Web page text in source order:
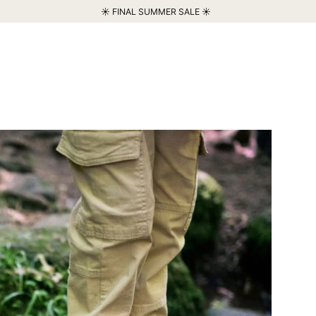
☀️ FINAL SUMMER SALE ☀️